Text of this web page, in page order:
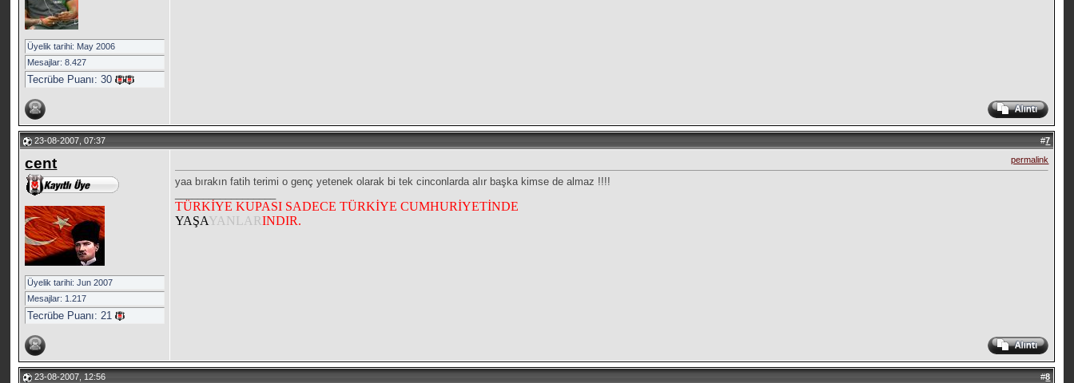
Üyelik tarihi: May 2006
Mesajlar: 8.427
Tecrübe Puanı:30
23-08-2007, 07:37 #7
cent
Üyelik tarihi: Jun 2007
Mesajlar: 1.217
Tecrübe Puanı:21
permalink
yaa bırakın fatih terimi o genç yetenek olarak bi tek cinconlarda alır başka kimse de almaz !!!!
TÜRKİYE KUPASI SADECE TÜRKİYE CUMHURİYETİNDE
YAŞAYANLARINDIR.
23-08-2007, 12:56 #8